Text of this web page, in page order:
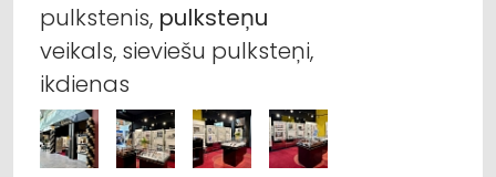
pulkstenis, pulksteņu
veikals, sieviešu pulksteņi,
ikdienas